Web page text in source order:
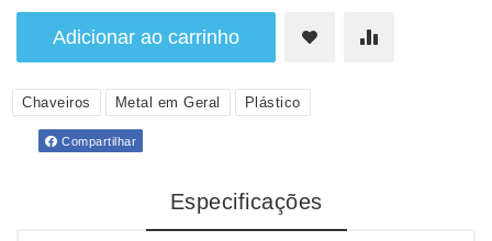
Adicionar ao carrinho
Chaveiros Metal em Geral Plástico
Compartilhar
Especificações